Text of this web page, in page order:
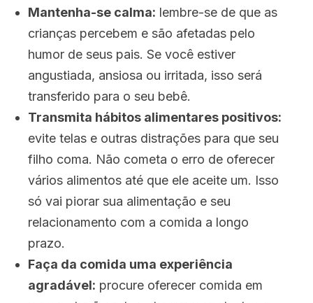
Mantenha-se calma: lembre-se de que as
crianças percebem e são afetadas pelo
humor de seus pais. Se você estiver
angustiada, ansiosa ou irritada, isso será
transferido para o seu bebê.
Transmita hábitos alimentares positivos:
evite telas e outras distrações para que seu
filho coma. Não cometa o erro de oferecer
vários alimentos até que ele aceite um. Isso
só vai piorar sua alimentação e seu
relacionamento com a comida a longo
prazo.
Faça da comida uma experiência
agradável: procure oferecer comida em